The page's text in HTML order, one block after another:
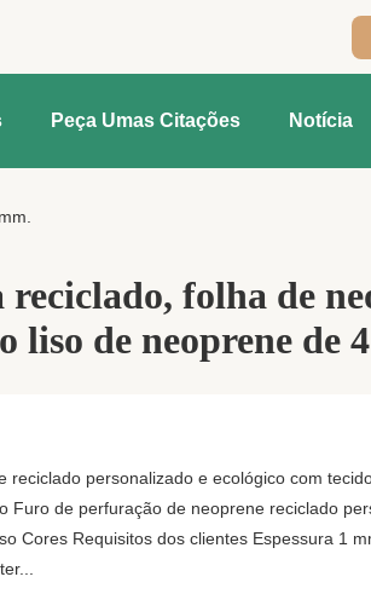
Peça Umas Citações Notícia
folha de
liso de neoprene de
reciclado personalizado e ecológico com
Furo de perfuração de neoprene reciclado
Cores Requisitos dos clientes Espessura 1